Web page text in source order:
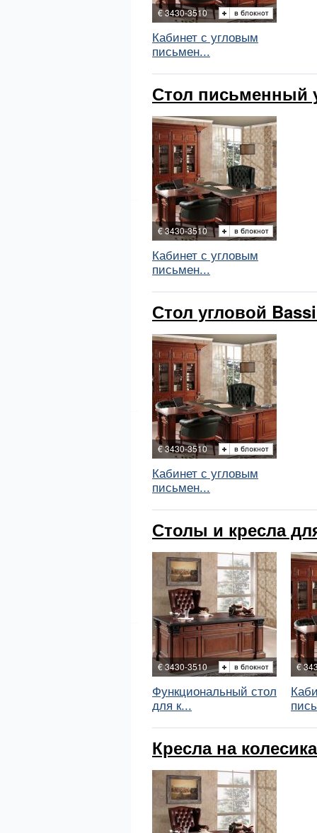
€ 3430-3510
Кабинет с угловым
письмен...
Стол письменный
€ 3430-3510
Кабинет с угловым
письмен...
Стол угловой
€ 3430-3510
Кабинет с угловым
письмен...
Столы и кресла
€ 3430-3510
Функциональный стол
для к...
€
Кресла на